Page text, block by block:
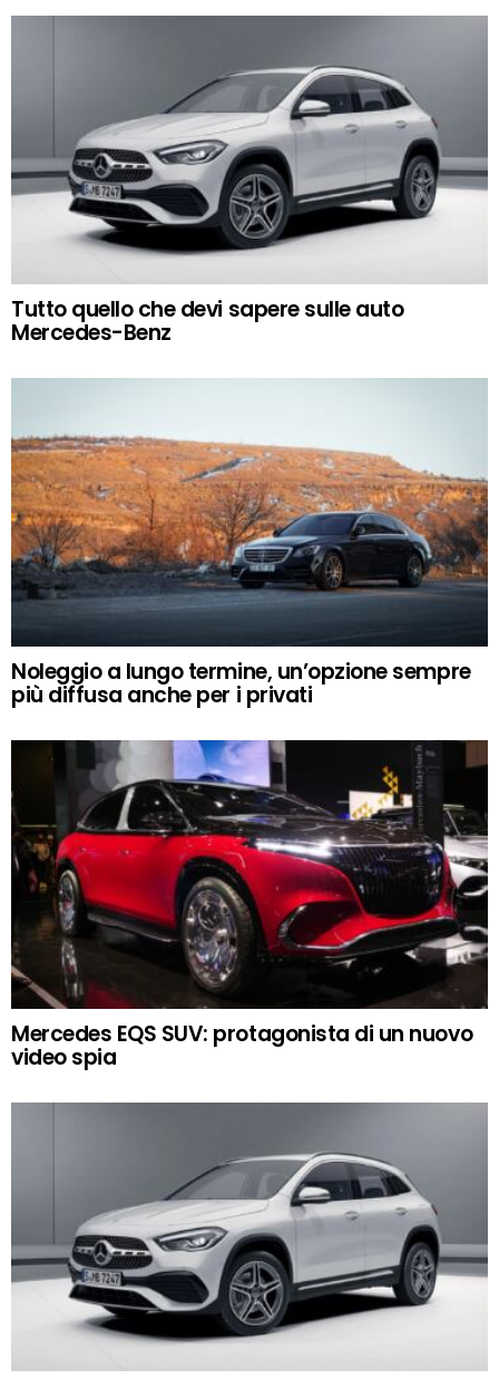
Tutto quello che devi sapere sulle auto
Mercedes-Benz
Noleggio a lungo termine, un’opzione sempre
più diffusa anche per i privati
Mercedes EQS SUV: protagonista di un nuovo
video spia